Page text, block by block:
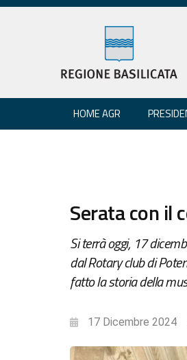
HOME AGR
Serata con il
Si terrà oggi, 17
dal Rotary club di
fatto la storia della
17 Dicembre 2024